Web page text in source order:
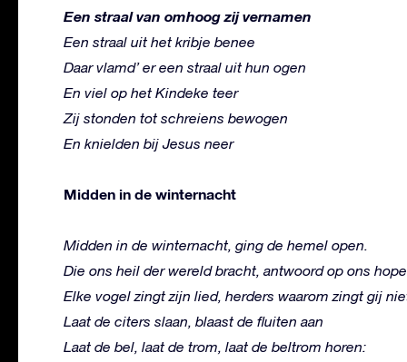
Een straal van omhoog zij vernamen
Een straal uit het kribje benee
Daar vlamd’ er een straal uit hun ogen
En viel op het Kindeke teer
Zij stonden tot schreiens bewogen
En knielden bij Jesus neer
Midden in de winternacht
Midden in de winternacht, ging de hemel open.
Die ons heil der wereld bracht, antwoord op ons
Elke vogel zingt zijn lied, herders waarom zingt gij
Laat de citers slaan, blaast de fluiten aan
Laat de bel, laat de trom, laat de beltrom horen: